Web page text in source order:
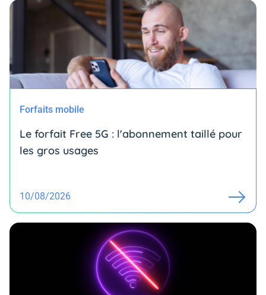
Forfaits mobile
Le forfait Free 5G : l'abonnement taillé pour
les gros usages
10/08/2026